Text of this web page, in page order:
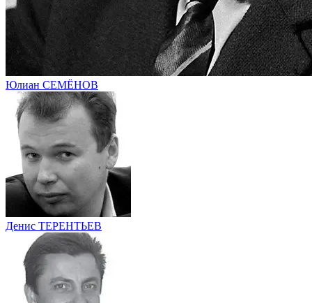
Юлиан СЕМЁНОВ
Денис ТЕРЕНТЬЕВ